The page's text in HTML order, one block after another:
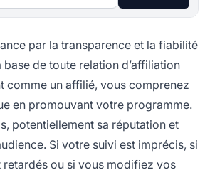
par la transparence et la fiabilité
de toute relation d’affiliation
comme un affilié, vous comprenez
en promouvant votre programme.
potentiellement sa réputation et
Si votre suivi est imprécis, si
retardés ou si vous modifiez vos